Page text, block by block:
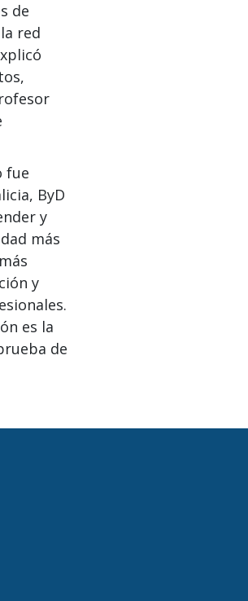
de
red
fue
ByD
y
más
y
es la
de